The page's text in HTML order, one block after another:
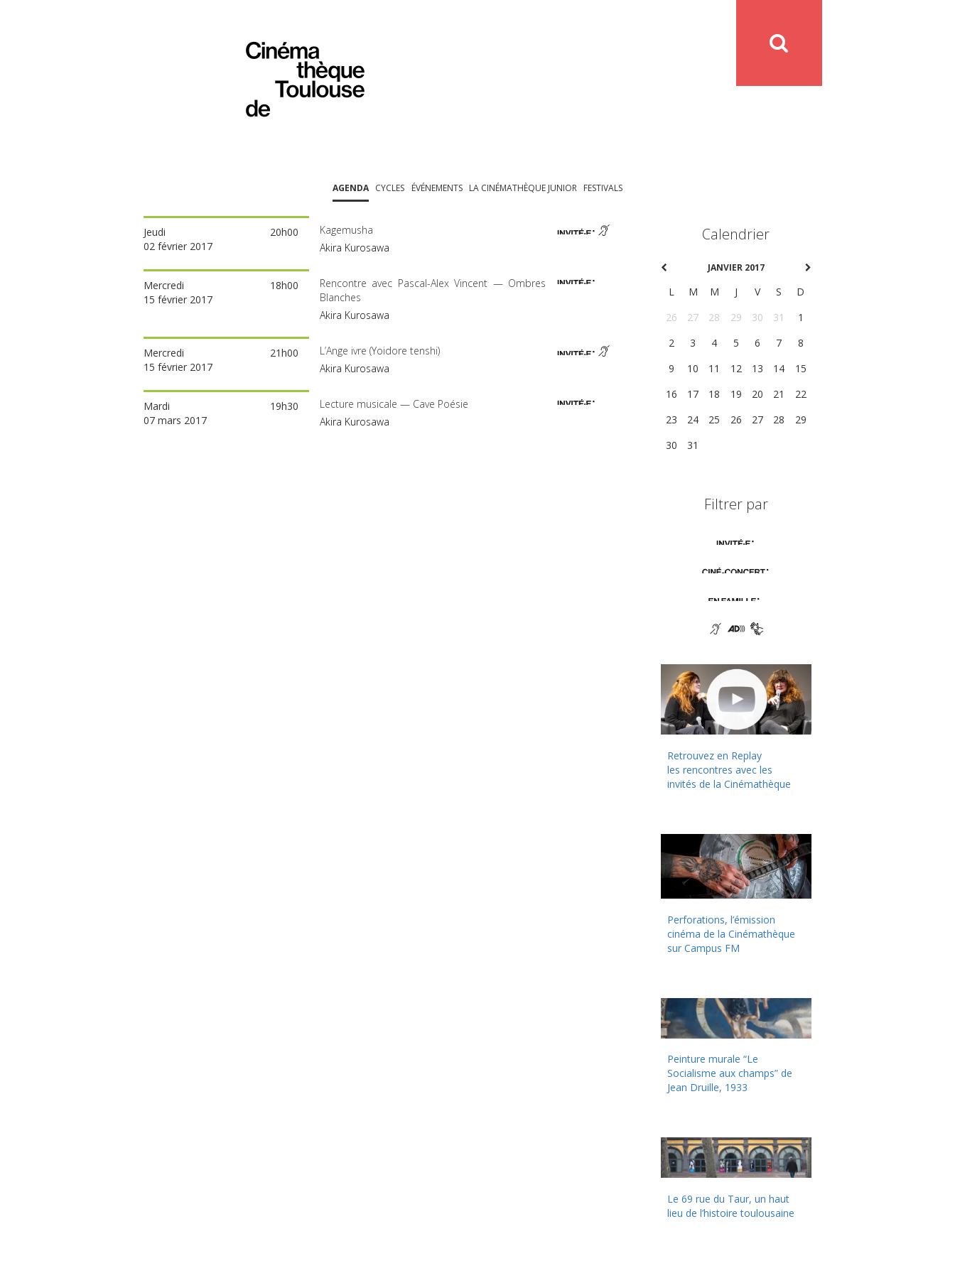
AGENDA CYCLES ÉVÉNEMENTS LA CINÉMATHÈQUE JUNIOR FESTIVALS
20h00
Jeudi
02 février 2017
Kagemusha
Akira Kurosawa
18h00
Mercredi
15 février 2017
Rencontre avec Pascal-Alex Vincent — Ombres
Blanches
Akira Kurosawa
21h00
Mercredi
15 février 2017
L’Ange ivre (Yoidore tenshi)
Akira Kurosawa
19h30
Mardi
07 mars 2017
Lecture musicale — Cave Poésie
Akira Kurosawa
Calendrier
JANVIER 2017
L M M J V S
D
26
27 28 29 30 31
1
2
3 4 5 6 7
8
9
10 11 12 13 14
15
16
17 18 19 20 21
22
23
24 25 26 27 28
29
30
31
Filtrer par
Retrouvez en Replay
les rencontres avec les
invités de la Cinémathèque
Perforations, l’émission
cinéma de la Cinémathèque
sur Campus FM
Peinture murale “Le
Socialisme aux champs” de
Jean Druille, 1933
Le 69 rue du Taur, un haut
lieu de l’histoire toulousaine